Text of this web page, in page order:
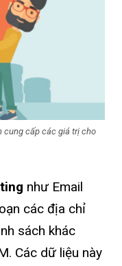
cung cấp các giá trị cho
như Email
các địa chỉ
sách khác
Các dữ liệu này